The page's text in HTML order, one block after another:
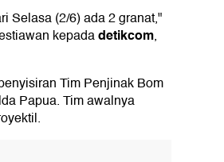
Selasa (2/6) ada 2 granat,"
kepadadetikcom,
Tim Penjinak Bom
Papua. Tim awalnya